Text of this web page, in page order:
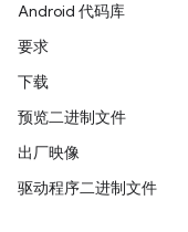
Android 代码库
要求
下载
预览二进制文件
出厂映像
驱动程序二进制文件